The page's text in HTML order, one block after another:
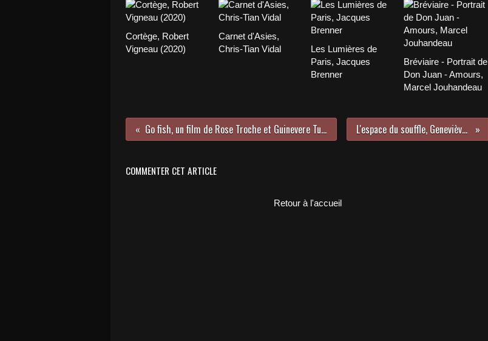
Cortège, Robert
Vigneau (2020)
Carnet d'Asies,
Chris-Tian Vidal
Les Lumières de
Paris, Jacques
Brenner
Bréviaire - Portrait de
Don Juan - Amours,
Marcel Jouhandeau
Go fish, un film de Rose Troche et Guinevere Turner (1995) L'espace du souffle, Geneviève Pastre
COMMENTER CET ARTICLE
Retour à l'accueil